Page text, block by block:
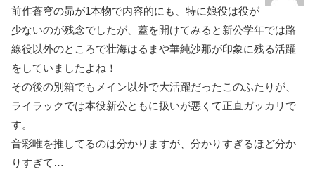
前作蒼穹の昴が1本物で内容的にも、特に娘役は役が
少ないのが残念でしたが、蓋を開けてみると新公学年では路
線役以外のところで壮海はるまや華純沙那が印象に残る活躍
をしていましたよね！
その後の別箱でもメイン以外で大活躍だったこのふたりが、
ライラックでは本役新公ともに扱いが悪くて正直ガッカリで
す。
音彩唯を推してるのは分かりますが、分かりすぎるほど分か
りすぎて…